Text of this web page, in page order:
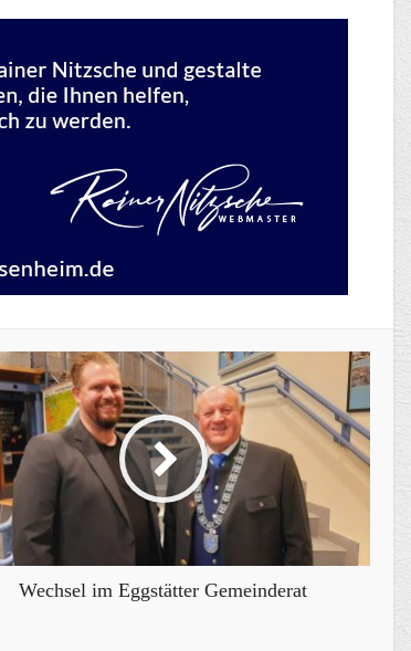
Wechsel im Eggstätter Gemeinderat